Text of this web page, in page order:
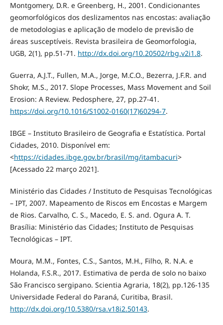
Montgomery, D.R. e Greenberg, H., 2001. Condicionantes
geomorfológicos dos deslizamentos nas encostas: avaliação
de metodologias e aplicação de modelo de previsão de
áreas susceptíveis. Revista brasileira de Geomorfologia,
UGB, 2(1), pp.51-71. http://dx.doi.org/10.20502/rbg.v2i1.8.
Guerra, A.J.T., Fullen, M.A., Jorge, M.C.O., Bezerra, J.F.R. and
Shokr, M.S., 2017. Slope Processes, Mass Movement and Soil
Erosion: A Review. Pedosphere, 27, pp.27-41.
https://doi.org/10.1016/S1002-0160(17)60294-7.
IBGE – Instituto Brasileiro de Geografia e Estatística. Portal
Cidades, 2010. Disponível em:
<https://cidades.ibge.gov.br/brasil/mg/itambacuri>
[Acessado 22 março 2021].
Ministério das Cidades / Instituto de Pesquisas Tecnológicas
– IPT, 2007. Mapeamento de Riscos em Encostas e Margem
de Rios. Carvalho, C. S., Macedo, E. S. and. Ogura A. T.
Brasília: Ministério das Cidades; Instituto de Pesquisas
Tecnológicas – IPT.
Moura, M.M., Fontes, C.S., Santos, M.H., Filho, R. N.A. e
Holanda, F.S.R., 2017. Estimativa de perda de solo no baixo
São Francisco sergipano. Scientia Agraria, 18(2), pp.126-135
Universidade Federal do Paraná, Curitiba, Brasil.
http://dx.doi.org/10.5380/rsa.v18i2.50143.